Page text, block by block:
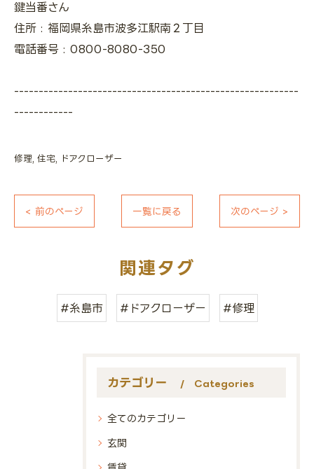
鍵当番さん
住所 : 福岡県糸島市波多江駅南２丁目
電話番号 : 0800-8080-350
----------------------------------------------------------
------------
修理 住宅 ドアクローザー
< 前のページ 一覧に戻る 次のページ >
関連タグ
#糸島市 #ドアクローザー #修理
カテゴリー Categories
全てのカテゴリー
玄関